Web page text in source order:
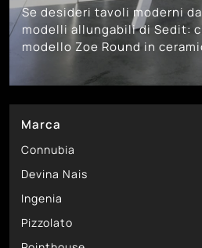
Marca
Connubia
Devina Nais
Ingenia
Pizzolato
Se desideri tavoli moderni
modelli allungabili di Sedit:
modello Zoe Round in